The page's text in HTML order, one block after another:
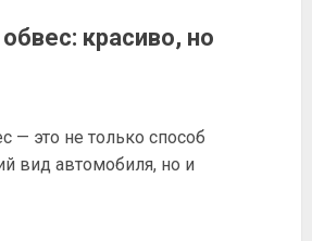
красиво, но
— это не только способ
вид автомобиля, но и